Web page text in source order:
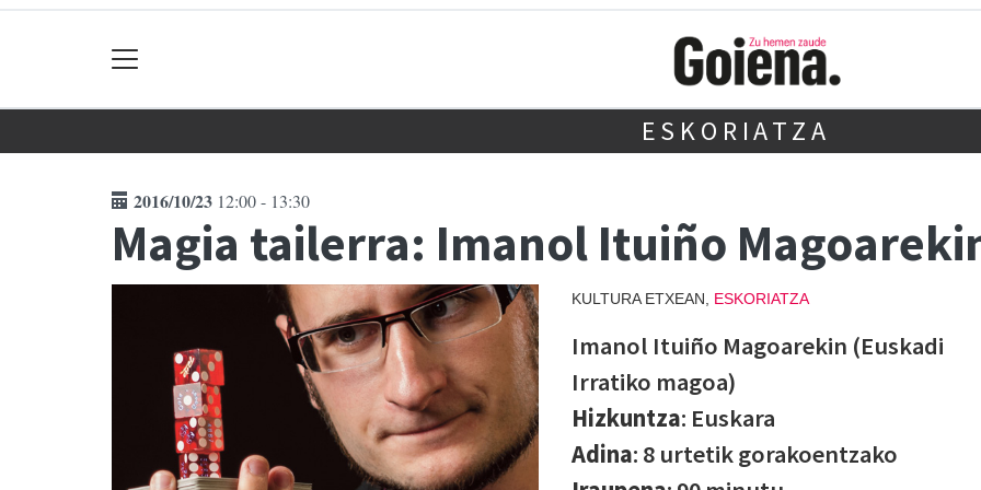
ESKORIATZA
2016/10/23 12:00 - 13:30
Magia tailerra: Imanol Ituiño
KULTURA ETXEAN, ESKORIATZA
Imanol Ituiño Magoarekin (Euskadi
Irratiko magoa)
Hizkuntza: Euskara
Adina: 8 urtetik gorakoentzako